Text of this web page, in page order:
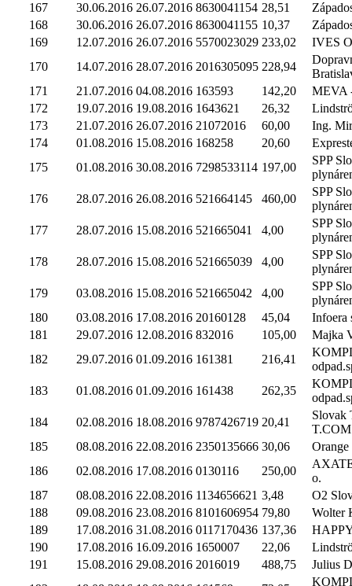
167 30.06.2016 26.07.2016 8630041154 28,51
168
30.06.2016 26.07.2016 8630041155 10,37
169
12.07.2016 26.07.2016 5570023029 233,02
IVES
170
14.07.2016 28.07.2016 2016305095 228,94
171
21.07.2016 04.08.2016 163593 142,20
MEVA
172
19.07.2016 19.08.2016 1643621 26,32
173
21.07.2016 26.07.2016 21072016 60,00
Ing.
174
01.08.2016 15.08.2016 168258 20,60
175
01.08.2016 30.08.2016 7298533114 197,00
SPP
176
28.07.2016 26.08.2016 521664145 460,00
SPP
177
28.07.2016 15.08.2016 521665041 4,00
SPP
178
28.07.2016 15.08.2016 521665039 4,00
SPP
179
03.08.2016 15.08.2016 521665042 4,00
SPP
180
03.08.2016 17.08.2016 20160128 45,04
Infoera
181
29.07.2016 12.08.2016 832016 105,00
Majka
182
29.07.2016 01.09.2016 161381 216,41
183
01.08.2016 01.09.2016 161438 262,35
184
02.08.2016 18.08.2016 9787426719 20,41
Slovak
T.COM
185
08.08.2016 22.08.2016 2350135666 30,06
Orange
186
02.08.2016 17.08.2016 0130116 250,00
o.
187
08.08.2016 22.08.2016 1134656621 3,48
O2
188
09.08.2016 23.08.2016 8101606954 79,80
Wolter
189
17.08.2016 31.08.2016 0117170436 137,36
190
17.08.2016 16.09.2016 1650007 22,06
191
15.08.2016 29.08.2016 2016019 488,75
Julius